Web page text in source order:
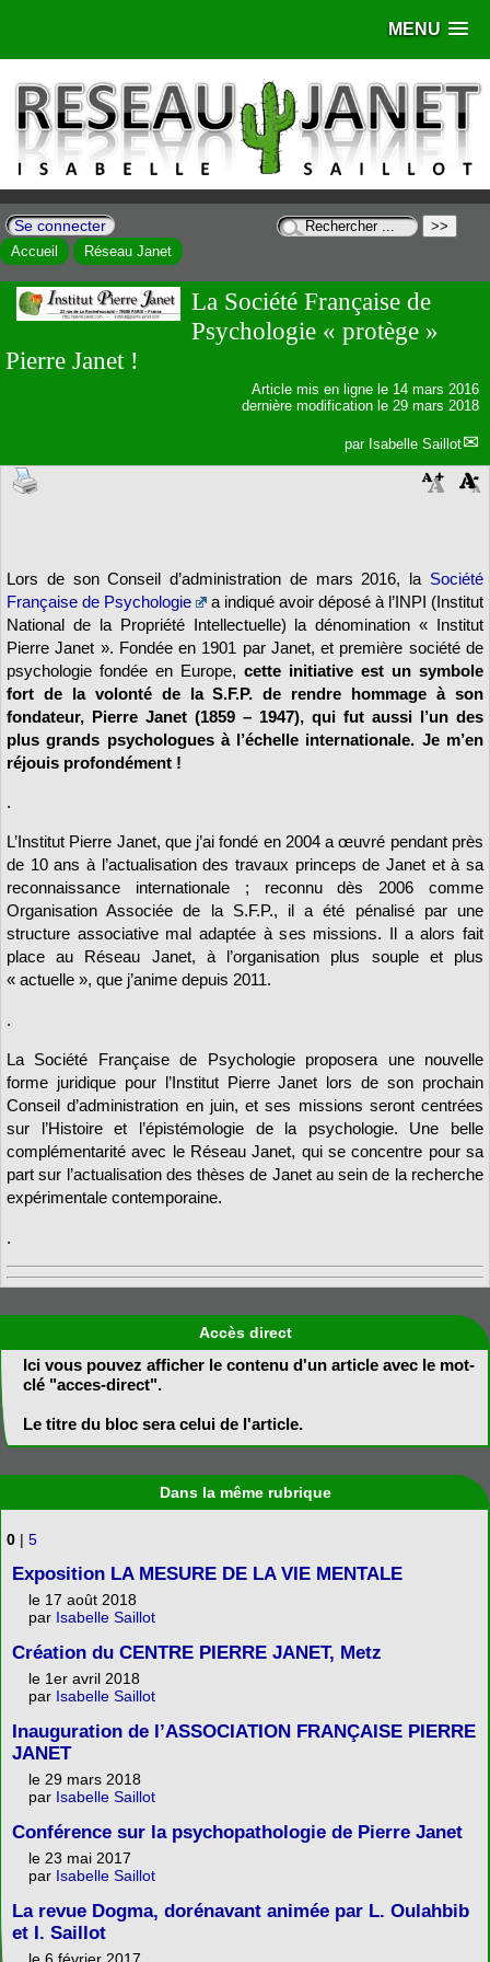
MENU
Se connecter
Accueil Réseau Janet
La Société Française de
Psychologie « protège »
Pierre Janet !
Article mis en ligne le 14 mars 2016
dernière modification le 29 mars 2018
par Isabelle Saillot
Lors de son Conseil d’administration de mars 2016, la Société
Française de Psychologie
a indiqué avoir déposé à l’INPI (Institut
National de la Propriété Intellectuelle) la dénomination « Institut
Pierre Janet ». Fondée en 1901 par Janet, et première société de
psychologie fondée en Europe, cette initiative est un symbole
fort de la volonté de la S.F.P. de rendre hommage à son
fondateur, Pierre Janet (1859 – 1947), qui fut aussi l’un des
plus grands psychologues à l’échelle internationale. Je m’en
réjouis profondément !
.
L’Institut Pierre Janet, que j’ai fondé en 2004 a œuvré pendant près
de 10 ans à l’actualisation des travaux princeps de Janet et à sa
reconnaissance internationale ; reconnu dès 2006 comme
Organisation Associée de la S.F.P., il a été pénalisé par une
structure associative mal adaptée à ses missions. Il a alors fait
place au Réseau Janet, à l’organisation plus souple et plus
« actuelle », que j’anime depuis 2011.
.
La Société Française de Psychologie proposera une nouvelle
forme juridique pour l’Institut Pierre Janet lors de son prochain
Conseil d’administration en juin, et ses missions seront centrées
sur l’Histoire et l’épistémologie de la psychologie. Une belle
complémentarité avec le Réseau Janet, qui se concentre pour sa
part sur l’actualisation des thèses de Janet au sein de la recherche
expérimentale contemporaine.
.
Accès direct
Ici vous pouvez afficher le contenu d'un article avec le mot-
clé "acces-direct".
Le titre du bloc sera celui de l'article.
Dans la même rubrique
0 | 5
Exposition LA MESURE DE LA VIE MENTALE
le 17 août 2018
par Isabelle Saillot
Création du CENTRE PIERRE JANET, Metz
le 1er avril 2018
par Isabelle Saillot
Inauguration de l’ASSOCIATION FRANÇAISE PIERRE
JANET
le 29 mars 2018
par Isabelle Saillot
Conférence sur la psychopathologie de Pierre Janet
le 23 mai 2017
par Isabelle Saillot
La revue Dogma, dorénavant animée par L. Oulahbib
et I. Saillot